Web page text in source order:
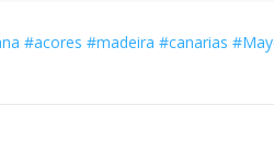
#acores #madeira #canarias